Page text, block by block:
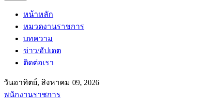
หน้าหลัก
หมวดงานราชการ
บทความ
ข่าว/อัปเดต
ติดต่อเรา
วันอาทิตย์, สิงหาคม 09, 2026
พนักงานราชการ